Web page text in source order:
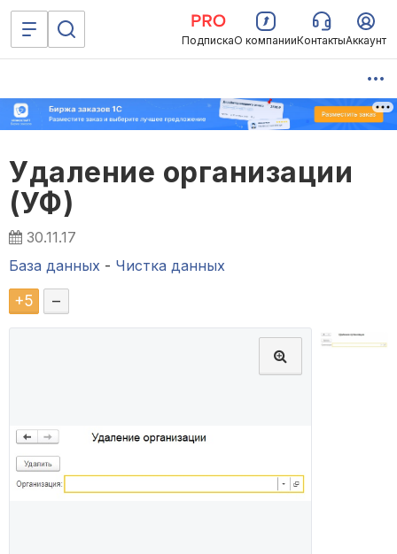
ПодпискаО компанииКонтактыАккаунт
Удаление организации
(УФ)
30.11.17
База данных - Чистка данных
+5 –